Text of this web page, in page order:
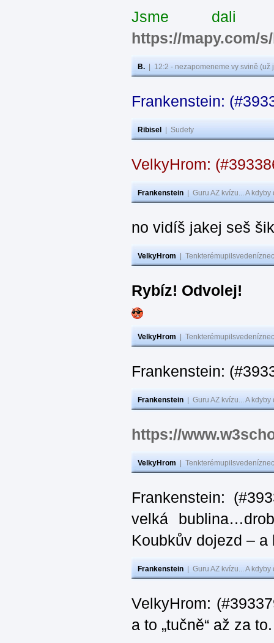
Jsme dali
https://mapy.com/
B. 12:2 - nezapomeneme vy svině
Frankenstein:
Ribisel Sudety
VelkyHrom:
Frankenstein Guru AZ kvízu... A
no vidíš jakej seš
VelkyHrom
Rybíz! Odvolej!
VelkyHrom
Frankenstein:
Frankenstein Guru AZ kvízu... A
https://
VelkyHrom
Frankenstein:
velká
Koubkův dojezd –
Frankenstein Guru AZ kvízu... A
VelkyHrom:
a to „tučně“ až za